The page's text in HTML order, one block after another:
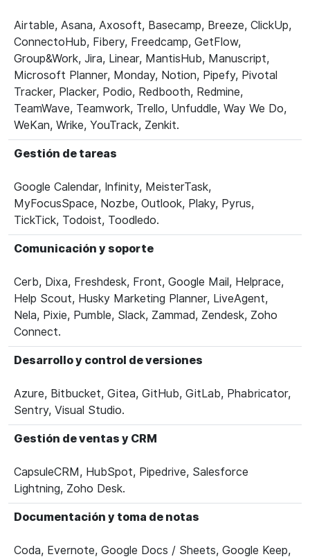
Airtable, Asana, Axosoft, Basecamp, Breeze, ClickUp,
ConnectoHub, Fibery, Freedcamp, GetFlow,
Group&Work, Jira, Linear, MantisHub, Manuscript,
Microsoft Planner, Monday, Notion, Pipefy, Pivotal
Tracker, Placker, Podio, Redbooth, Redmine,
TeamWave, Teamwork, Trello, Unfuddle, Way We Do,
WeKan, Wrike, YouTrack, Zenkit.
Gestión de tareas
Google Calendar, Infinity, MeisterTask,
MyFocusSpace, Nozbe, Outlook, Plaky, Pyrus,
TickTick, Todoist, Toodledo.
Comunicación y soporte
Cerb, Dixa, Freshdesk, Front, Google Mail, Helprace,
Help Scout, Husky Marketing Planner, LiveAgent,
Nela, Pixie, Pumble, Slack, Zammad, Zendesk, Zoho
Connect.
Desarrollo y control de versiones
Azure, Bitbucket, Gitea, GitHub, GitLab, Phabricator,
Sentry, Visual Studio.
Gestión de ventas y CRM
CapsuleCRM, HubSpot, Pipedrive, Salesforce
Lightning, Zoho Desk.
Documentación y toma de notas
Coda, Evernote, Google Docs / Sheets, Google Keep,